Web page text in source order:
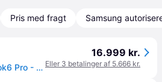
Pris med fragt Samsung
Samsung Galaxy Book6 Pro - 14" Touchscreen | Core Ultra 7 | 32GB | 1TB
16.999 kr.
Eller 3 betalinger af 5.666 kr.